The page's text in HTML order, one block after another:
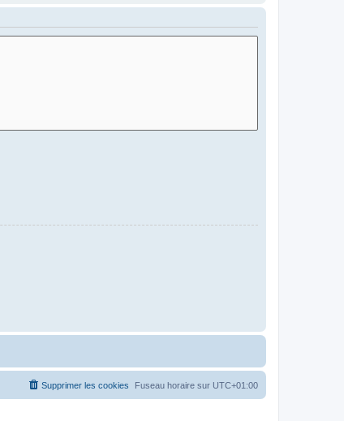
Fuseau horaire sur UTC+01:00
Supprimer les cookies